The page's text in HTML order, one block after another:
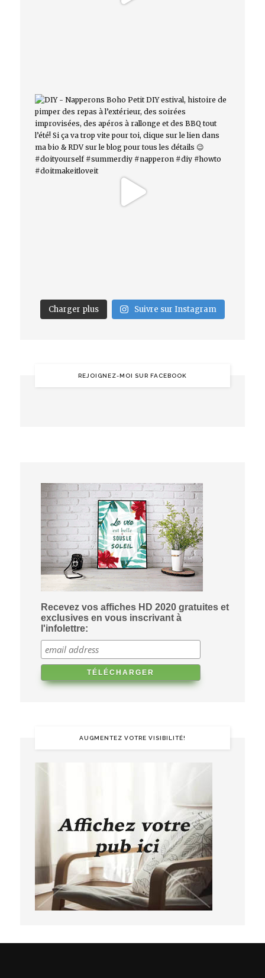
Charger plus Suivre sur Instagram
REJOIGNEZ-MOI SUR FACEBOOK
Recevez vos affiches HD 2020 gratuites et
exclusives en vous inscrivant à
l'infolettre:
AUGMENTEZ VOTRE VISIBILITÉ!